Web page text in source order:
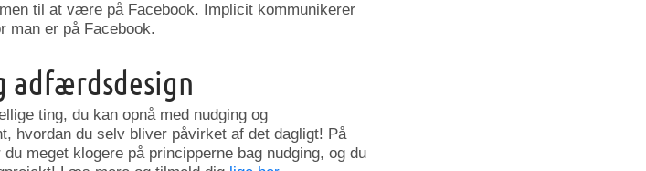
til at være på Facebook. Implicit kommunikerer
man er på Facebook.
adfærdsdesign
ting, du kan opnå med nudging og
hvordan du selv bliver påvirket af det dagligt! På
du meget klogere på principperne bag nudging, og du